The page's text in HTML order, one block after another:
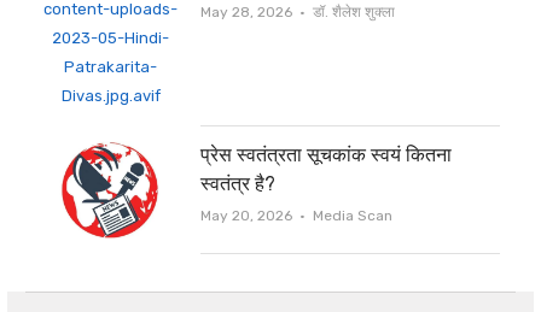
May 28, 2026 Author
डॉ. शैलेश शुक्ला
प्रेस स्वतंत्रता सूचकांक स्वयं कितना
स्वतंत्र है?
May 20, 2026 Author
Media Scan